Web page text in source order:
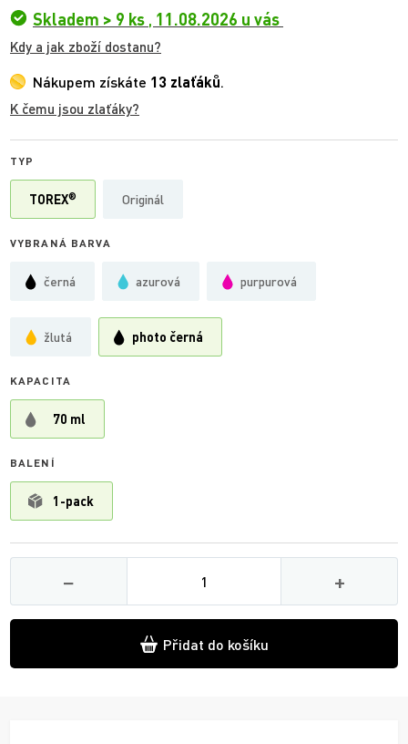
Skladem > 9 ks , 11.08.2026 u vás
Kdy a jak zboží dostanu?
Nákupem získáte 13 zlaťáků.
K čemu jsou zlaťáky?
TYP
TOREX® Originál
VYBRANÁ BARVA
černá azurová purpurová
žlutá photo černá
KAPACITA
70 ml
BALENÍ
1-pack
−
Množství
+
Přidat do košíku